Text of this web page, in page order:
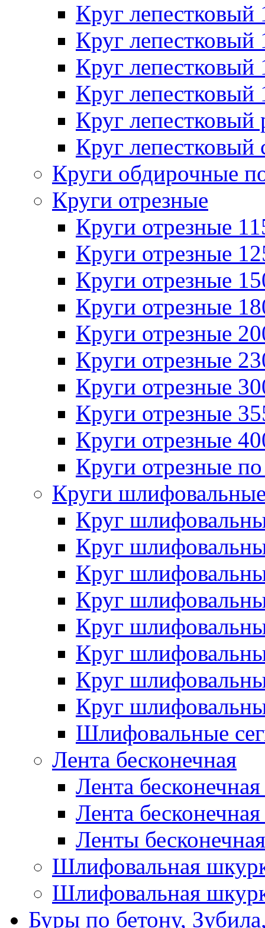
Круг
Круг
Круг
Круг
Круг лепестковый
Круг лепестковый
Круги обдирочные
Круги отрезные
Круги отрезные
Круги отрезные
Круги отрезные
Круги отрезные
Круги отрезные
Круги отрезные
Круги отрезные
Круги отрезные
Круги отрезные
Круги отрезные
Круги
Круг
Круг
Круг
Круг
Круг
Круг
Круг
Круг
Шлифовальные
Лента бесконечная
Лента
Лента
Ленты
Шлифовальная
Шлифовальная
Буры по бетону,